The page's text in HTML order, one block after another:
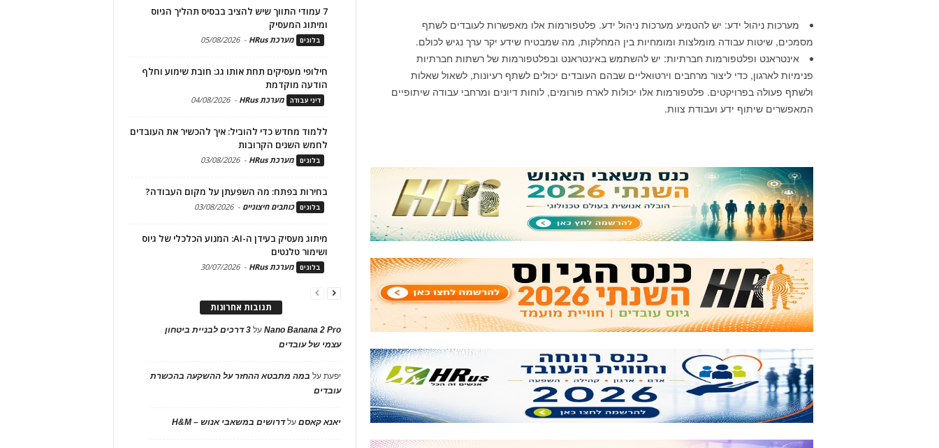
מערכות ניהול ידע: יש להטמיע מערכות ניהול ידע. פלטפורמות אלו מאפשרות לעובדים לשתף
מסמכים, שיטות עבודה מומלצות ומומחיות בין המחלקות, מה שמבטיח שידע יקר ערך נגיש לכולם.
אינטראנט ופלטפורמות חברתיות: יש להשתמש באינטראנט ובפלטפורמות של רשתות חברתיות
פנימיות לארגון, כדי ליצור מרחבים וירטואליים שבהם העובדים יכולים לשתף רעיונות, לשאול שאלות
ולשתף פעולה בפרויקטים. פלטפורמות אלו יכולות לארח פורומים, לוחות דיונים ומרחבי עבודה שיתופיים
המאפשרים שיתוף ידע ועבודת צוות.
7 עמודי התווך שיש להציב בבסיס תהליך הגיוס
ומיתוג המעסיק
בלוגים מערכת HRus -
05/08/2026
חילופי מעסיקים תחת אותו גג: חובת שימוע וחלף
הודעה מוקדמת
דיני עבודה מערכת HRus -
04/08/2026
ללמוד מחדש כדי להוביל: איך להכשיר את העובדים
לחמש השנים הקרובות
בלוגים מערכת HRus -
03/08/2026
בחירות בפתח: מה השפעתן על מקום העבודה?
בלוגים כותבים חיצוניים -
03/08/2026
מיתוג מעסיק בעידן ה-AI: המנוע הכלכלי של גיוס
ושימור טלנטים
בלוגים מערכת HRus -
30/07/2026
תגובות אחרונות
Nano Banana 2 Proעל
3 דרכים לבניית ביטחון
עצמי של עובדים
יפעתעל במה מתבטא ההחזר על ההשקעה בהכשרת
עובדים
יאנא קאסםעלדרושים במשאבי אנוש – H&M